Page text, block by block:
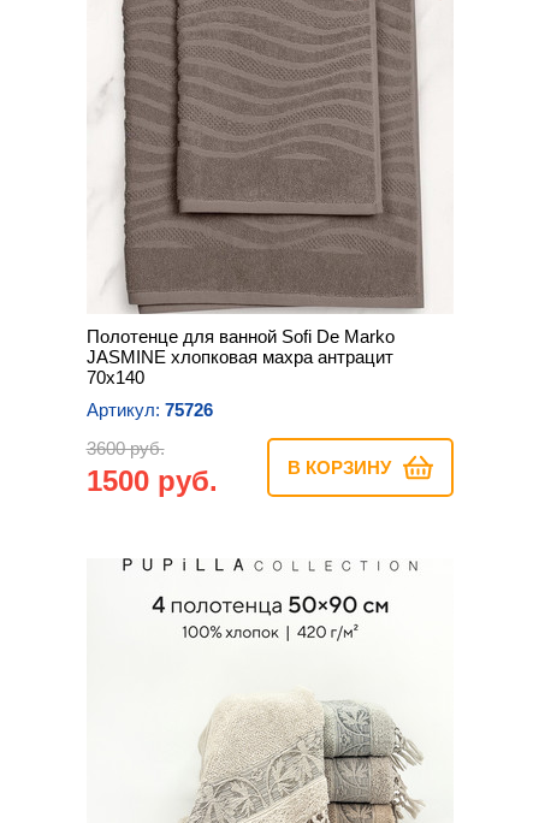
Полотенце для ванной Sofi De Marko
JASMINE хлопковая махра антрацит
70х140
Артикул: 75726
3600 руб.
1500 руб. В КОРЗИНУ